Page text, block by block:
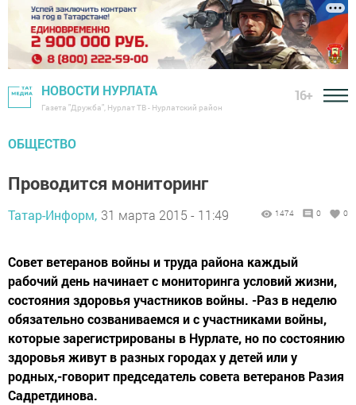
НОВОСТИ НУРЛАТА
Газета "Дружба", Нурлат ТВ - Нурлатский район
16+
ОБЩЕСТВО
Проводится мониторинг
Татар-Информ, 31 марта 2015 - 11:49 1474 0 0
Совет ветеранов войны и труда района каждый
рабочий день начинает с мониторинга условий жизни,
состояния здоровья участников войны. -Раз в неделю
обязательно созваниваемся и с участниками войны,
которые зарегистрированы в Нурлате, но по состоянию
здоровья живут в разных городах у детей или у
родных,-говорит председатель совета ветеранов Разия
Садретдинова.